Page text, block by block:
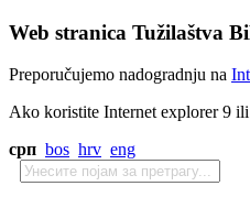
Web stranica Tužilaštva
Preporučujemo nadogradnju na
Ako koristite Internet explorer 9
срп bos hrv eng